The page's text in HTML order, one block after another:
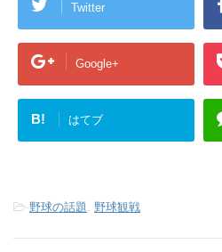
Twitter
Google+
B! はてブ
-野球の話題 野球観戦